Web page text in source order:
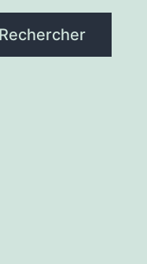
Rechercher